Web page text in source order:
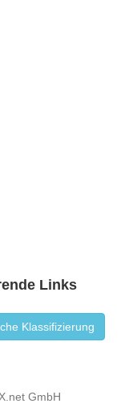
Links
Klassifizierung
GmbH